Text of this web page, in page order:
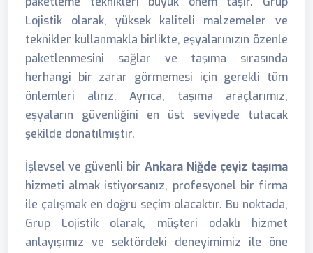
Lojistik olarak, yüksek kaliteli malzemeler ve
teknikler kullanmakla birlikte, eşyalarınızın özenle
paketlenmesini sağlar ve taşıma sırasında
herhangi bir zarar görmemesi için gerekli tüm
önlemleri alırız. Ayrıca, taşıma araçlarımız,
eşyaların güvenliğini en üst seviyede tutacak
şekilde donatılmıştır.
İşlevsel ve güvenli bir Ankara Niğde çeyiz taşıma
hizmeti almak istiyorsanız, profesyonel bir firma
ile çalışmak en doğru seçim olacaktır. Bu noktada,
Grup Lojistik olarak, müşteri odaklı hizmet
anlayışımız ve sektördeki deneyimimiz ile öne